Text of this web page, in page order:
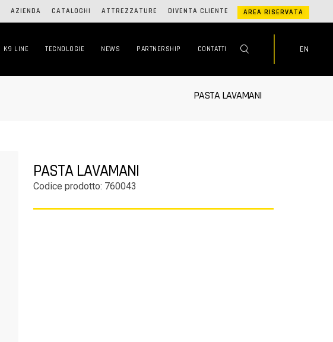
AZIENDA CATALOGHI ATTREZZATURE DIVENTA CLIENTE AREA RISERVATA
K9 LINE TECNOLOGIE NEWS PARTNERSHIP CONTATTI EN
PASTA LAVAMANI
PASTA LAVAMANI
Codice prodotto: 760043